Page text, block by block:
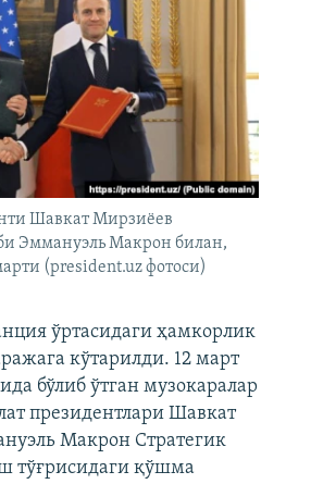
Шавкат Мирзиёев
Эммануэль Макрон билан,
(president.uz фотоси)
ўртасидаги ҳамкорлик
кўтарилди. 12 март
бўлиб ўтган музокаралар
президентлари Шавкат
Макрон Стратегик
тўғрисидаги қўшма